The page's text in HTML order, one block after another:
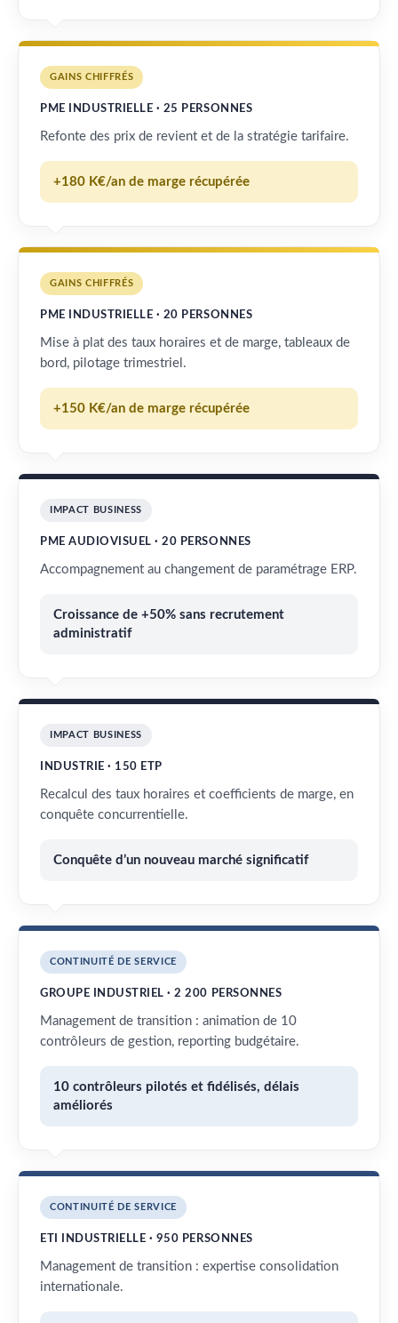
GAINS CHIFFRÉS
PME INDUSTRIELLE · 25 PERSONNES
Refonte des prix de revient et de la stratégie tarifaire.
+180 K€/an de marge récupérée
GAINS CHIFFRÉS
PME INDUSTRIELLE · 20 PERSONNES
Mise à plat des taux horaires et de marge, tableaux de
bord, pilotage trimestriel.
+150 K€/an de marge récupérée
IMPACT BUSINESS
PME AUDIOVISUEL · 20 PERSONNES
Accompagnement au changement de paramétrage ERP.
Croissance de +50% sans recrutement
administratif
IMPACT BUSINESS
INDUSTRIE · 150 ETP
Recalcul des taux horaires et coefficients de marge, en
conquête concurrentielle.
Conquête d’un nouveau marché significatif
CONTINUITÉ DE SERVICE
GROUPE INDUSTRIEL · 2 200 PERSONNES
Management de transition : animation de 10
contrôleurs de gestion, reporting budgétaire.
10 contrôleurs pilotés et fidélisés, délais
améliorés
CONTINUITÉ DE SERVICE
ETI INDUSTRIELLE · 950 PERSONNES
Management de transition : expertise consolidation
internationale.